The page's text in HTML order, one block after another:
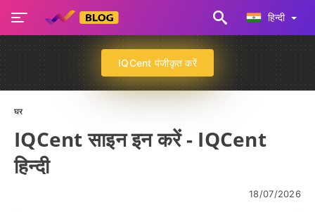
हिन्दी
IQCent पंजीकृत करें
घर
IQCent साइन इन करें - IQCent
हिन्दी
18/07/2026